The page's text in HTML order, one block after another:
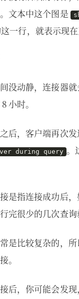
文本中这个图是
行，就表示现在
没动静，连接器
小时。
后，客户端再次
during query 。
是指连接成功后
完很少的几次查
是比较复杂的，
。
后，你可能会发